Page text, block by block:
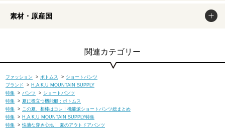
すので予めご了承ください。
素材・原産国
関連カテゴリー
ファッション > ボトムス > ショートパンツ
ブランド
> H.A.K.U MOUNTAIN SUPPLY
特集 > パンツ > ショートパンツ
特集 > 夏に役立つ機能服：ボトムス
特集 > この夏、相棒はコレ！機能派ショートパンツ総まとめ
特集 > H.A.K.U MOUNTAIN SUPPLY特集
特集 > 快適な穿き心地！ 夏のアウトドアパンツ